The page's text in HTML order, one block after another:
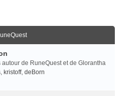
de RuneQuest et de Glorantha
, kristoff, deBorn